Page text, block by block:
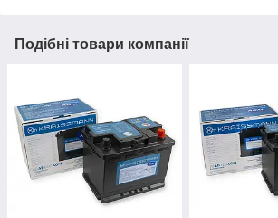
Подібні товари компанії